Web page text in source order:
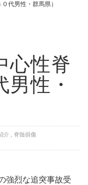
科書
代男性・群馬県）
心性脊
性・
介 , 脊髄損傷
強烈な追突事故受